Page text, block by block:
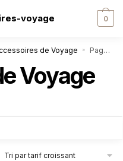
0
de Voyage » Page 2
Voyage